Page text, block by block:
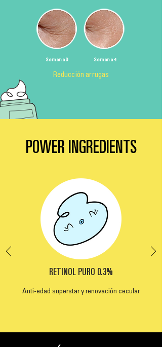
Semana 0 Semana 4
Reducción arrugas
POWER INGREDIENTS
RETINOL PURO 0.3%
Anti-edad superstar y renovación cecular